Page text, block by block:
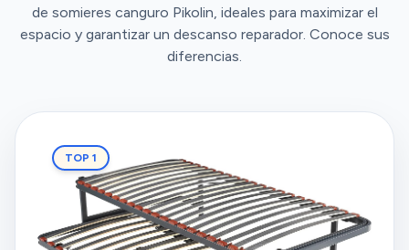
de somieres canguro Pikolin, ideales para maximizar el
espacio y garantizar un descanso reparador. Conoce sus
diferencias.
TOP 1